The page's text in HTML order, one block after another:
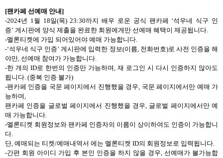
[팬카페 선예매 안내]
-2024년 1월 18일(목) 23:30까지 배우 로운 공식 팬카페 ‘석우네 식구 인
증’ 게시판에 양식 제출을 완료한 회원에게만 선예매 혜택이 제공됩니다.
-멜론티켓에 가입 되어있어야 예매 가능합니다.
-‘석우네 식구 인증’ 게시판에 입력한 정보(이름, 전화번호)로 사전 인증을 해
야만, 선예매 참여가 가능합니다.
-한 개의 ID로 한번의 인증만 가능하며, 재 로그인 시 다시 인증하지 않아도
됩니다. (중복 인증 불가)
-팬카페 인증을 국문 페이지에서 진행했을 경우, 국문 페이지에서만 예매 가
능하며,
팬카페 인증을 글로벌 페이지에서 진행했을 경우, 글로벌 페이지에서만 예
매 가능합니다.
-멜론티켓 회원정보와 팬카페 인증자의 이름이 상이하여도 인증이 가능합니
다.
단, 예매되는 티켓/예매내역서 에는 멜론티켓 ID의 회원정보로 입력됩니다.
-간편 회원 아이디 가입 후 본인 인증을 하지 않을 경우, 선예매가 불가능합